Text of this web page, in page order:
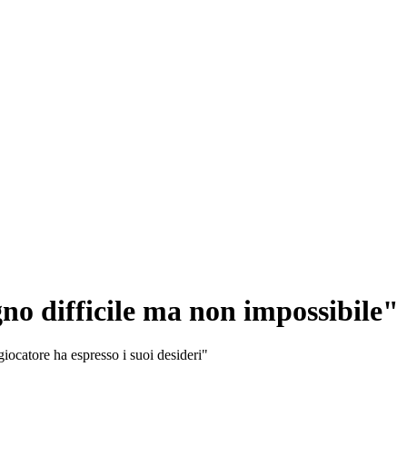
difficile ma non impossibile"
ha espresso i suoi desideri"